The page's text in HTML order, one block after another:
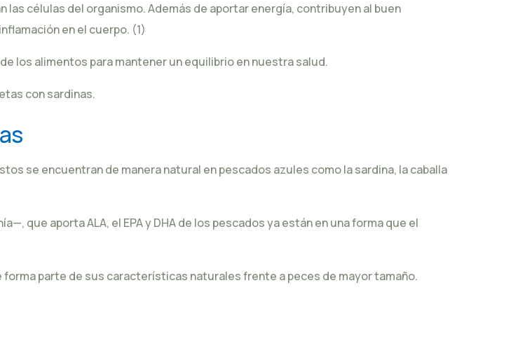
células del organismo. Además de aportar energía, contribuyen al buen
en el cuerpo. (1)
los alimentos para mantener un equilibrio en nuestra salud.
con sardinas.
se encuentran de manera natural en pescados azules como la sardina, la caballa
que aporta ALA, el EPA y DHA de los pescados ya están en una forma que el
parte de sus características naturales frente a peces de mayor tamaño.